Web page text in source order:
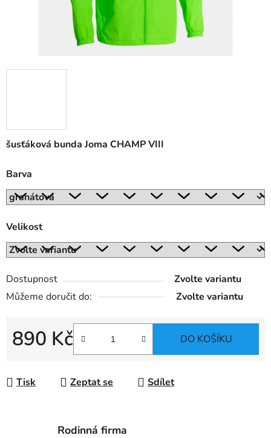
šusťáková bunda Joma CHAMP VIII
Barva
Velikost
Dostupnost
Zvolte variantu
Můžeme doručit do:
Zvolte variantu
890 Kč DO KOŠÍKU
Tisk Zeptat se Sdílet
Rodinná firma